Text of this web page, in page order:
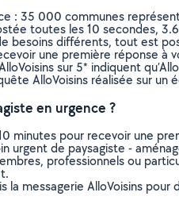
: 35 000 communes
toutes les 10 secondes,
besoins différents, tout est
une première réponse à
sur 5* indiquent
AlloVoisins réalisée sur
en urgence ?
minutes pour recevoir une
urgent de paysagiste -
professionnels ou
la messagerie AlloVoisins